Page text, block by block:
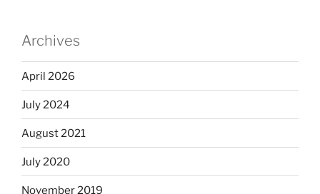
Archives
April 2026
July 2024
August 2021
July 2020
November 2019